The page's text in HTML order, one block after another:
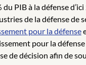
PIB à la défense d’ici
de la défense de
pour la défense
pour la
de décision afin de